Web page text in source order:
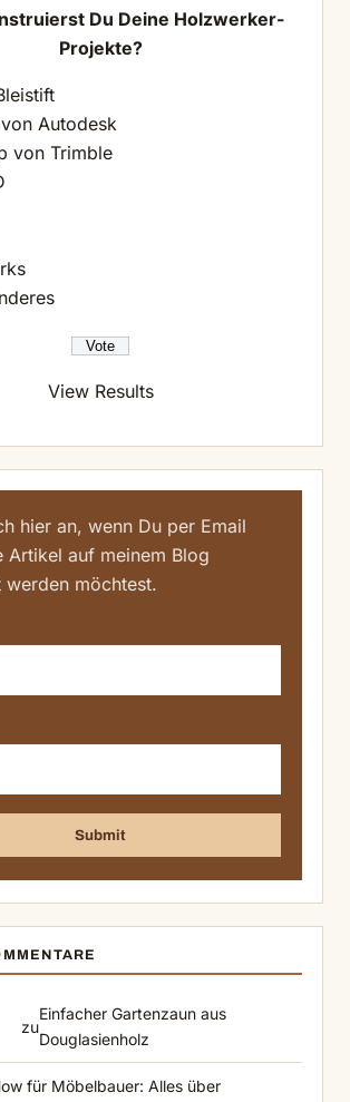
Du Deine Holzwerker-
Projekte?
von Autodesk
von Trimble
View Results
hier an, wenn Du per Email
Artikel auf meinem Blog
werden möchtest.
zu
Einfacher Gartenzaun aus
Douglasienholz
für Möbelbauer: Alles über